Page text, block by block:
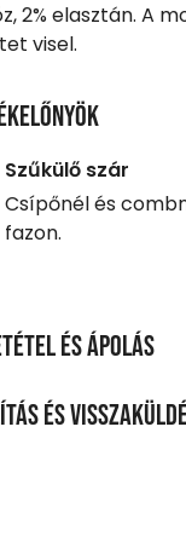
2% elasztán. A
visel.
Szűkülő szár
Csípőnél és
fazon.
és ápolás
és